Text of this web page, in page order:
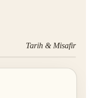
Tarih & Misafir